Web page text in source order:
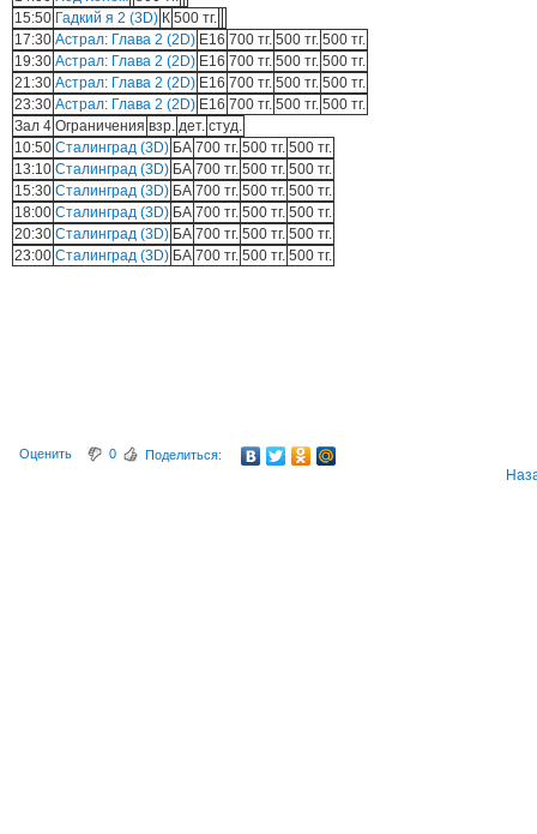
15:50 Гадкий я 2 (3D) К 500 тг.
17:30 Астрал: Глава 2 (2D) E16 700 тг. 500 тг. 500 тг.
19:30 Астрал: Глава 2 (2D) E16 700 тг. 500 тг. 500 тг.
21:30 Астрал: Глава 2 (2D) E16 700 тг. 500 тг. 500 тг.
23:30 Астрал: Глава 2 (2D) E16 700 тг. 500 тг. 500 тг.
Зал 4 Ограничения взр. дет. студ.
10:50 Сталинград (3D) БА 700 тг. 500 тг. 500 тг.
13:10 Сталинград (3D) БА 700 тг. 500 тг. 500 тг.
15:30 Сталинград (3D) БА 700 тг. 500 тг. 500 тг.
18:00 Сталинград (3D) БА 700 тг. 500 тг. 500 тг.
20:30 Сталинград (3D) БА 700 тг. 500 тг. 500 тг.
23:00 Сталинград (3D) БА 700 тг. 500 тг. 500 тг.
Оценить 0 Поделиться: